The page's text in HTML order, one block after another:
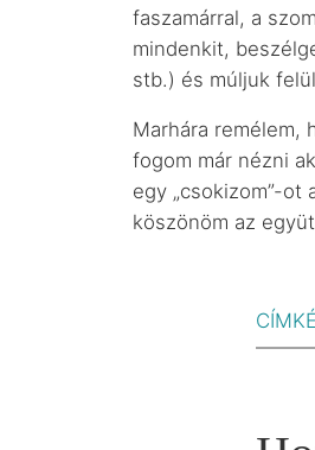
faszamárral, a
mindenkit,
stb.) és múljuk
Marhára remélem,
fogom már nézni
egy „csokizom”-
köszönöm az